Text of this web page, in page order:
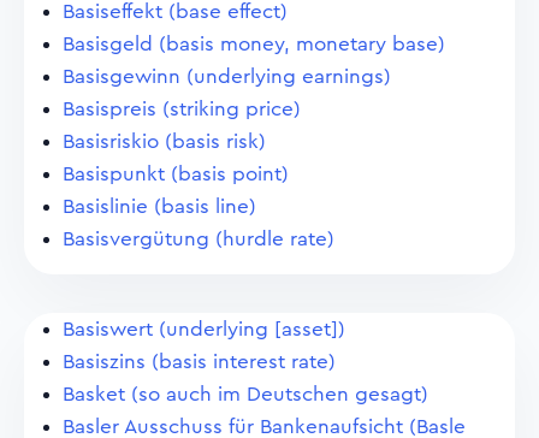
Basiseffekt (base effect)
Basisgeld (basis money, monetary base)
Basisgewinn (underlying earnings)
Basispreis (striking price)
Basisriskio (basis risk)
Basispunkt (basis point)
Basislinie (basis line)
Basisvergütung (hurdle rate)
Basiswert (underlying [asset])
Basiszins (basis interest rate)
Basket (so auch im Deutschen gesagt)
Basler Ausschuss für Bankenaufsicht (Basle